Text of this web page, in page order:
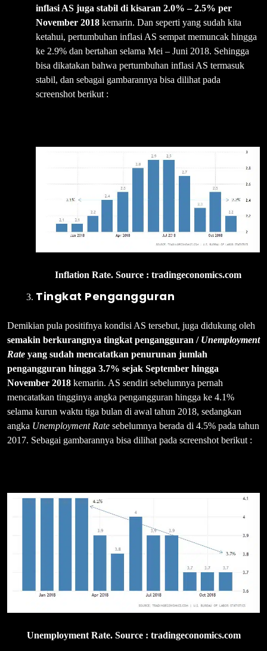
inflasi AS juga stabil di kisaran 2.0% – 2.5% per
November 2018 kemarin. Dan seperti yang sudah kita
ketahui, pertumbuhan inflasi AS sempat memuncak hingga
ke 2.9% dan bertahan selama Mei – Juni 2018. Sehingga
bisa dikatakan bahwa pertumbuhan inflasi AS termasuk
stabil, dan sebagai gambarannya bisa dilihat pada
screenshot berikut :
Inflation Rate. Source : tradingeconomics.com
Tingkat Pengangguran
Demikian pula positifnya kondisi AS tersebut, juga didukung oleh
semakin berkurangnya tingkat pengangguran / Unemployment
Rate yang sudah mencatatkan penurunan jumlah
pengangguran hingga 3.7% sejak September hingga
November 2018 kemarin. AS sendiri sebelumnya pernah
mencatatkan tingginya angka pengangguran hingga ke 4.1%
selama kurun waktu tiga bulan di awal tahun 2018, sedangkan
angka Unemployment Rate sebelumnya berada di 4.5% pada tahun
2017. Sebagai gambarannya bisa dilihat pada screenshot berikut :
Unemployment Rate. Source : tradingeconomics.com